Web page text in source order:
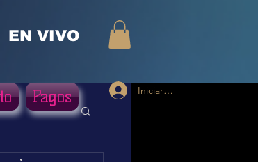
EN VIVO
Iniciar sesión
Pagos